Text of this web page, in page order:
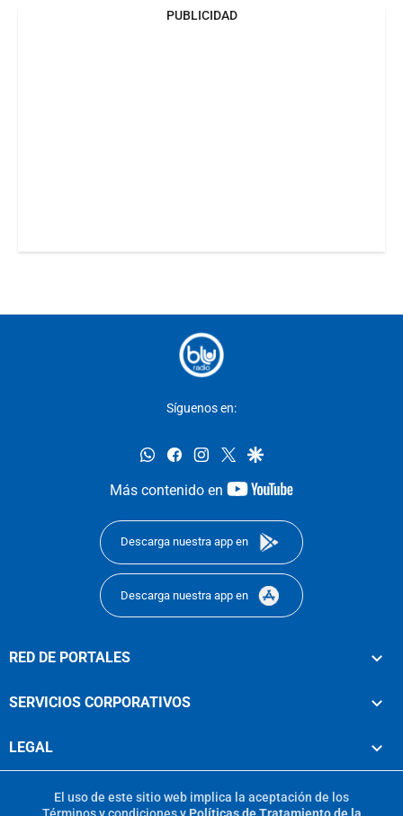
PUBLICIDAD
Síguenos en:
whatsappfacebookinstagram
twittergoogle
Más contenido en
youtube-
Descarga nuestra app en
Descarga nuestra app en
RED DE PORTALES
SERVICIOS CORPORATIVOS
LEGAL
El uso de este sitio web implica la aceptación de los